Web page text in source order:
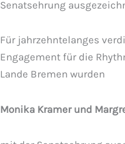
Senatsehrung
Für jahrzehntelanges
Engagement für die
Lande Bremen wurden
Monika Kramer und